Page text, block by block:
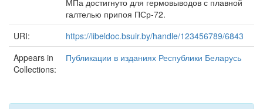
МПа достигнуто для гермовыводов с плавной
галтелью припоя ПСр-72.
URI:
https://libeldoc.bsuir.by/handle/123456789/6843
Appears in
Collections:
Публикации в изданиях Республики Беларусь